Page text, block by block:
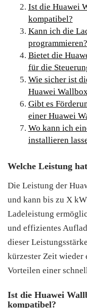
Ist die Huawei
kompatibel?
Kann ich die
programmieren?
Bietet die
für die
Wie sicher ist
Huawei
Gibt es
einer Huawei
Wo kann ich
installieren
Welche Leistung
Die Leistung der
und kann bis zu X
Ladeleistung
und effizientes
dieser
kürzester Zeit wieder
Vorteilen einer
Ist die Huawei
kompatibel?